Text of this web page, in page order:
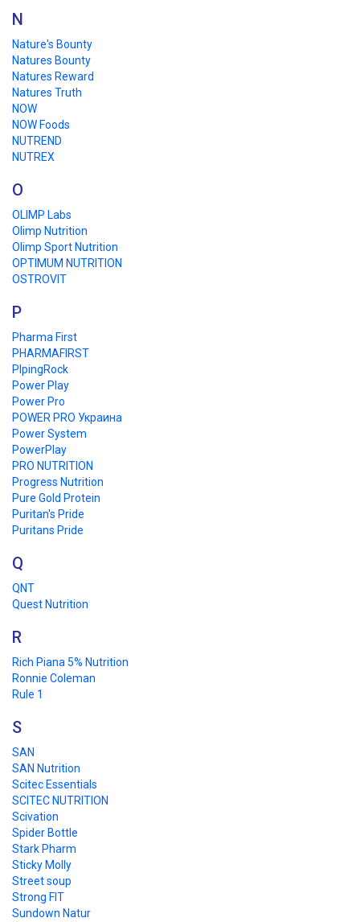
N
Nature's Bounty
Natures Bounty
Natures Reward
Natures Truth
NOW
NOW Foods
NUTREND
NUTREX
O
OLIMP Labs
Olimp Nutrition
Olimp Sport Nutrition
OPTIMUM NUTRITION
OSTROVIT
P
Pharma First
PHARMAFIRST
PIpingRock
Power Play
Power Pro
POWER PRO Украина
Power System
PowerPlay
PRO NUTRITION
Progress Nutrition
Pure Gold Protein
Puritan's Pride
Puritans Pride
Q
QNT
Quest Nutrition
R
Rich Piana 5% Nutrition
Ronnie Coleman
Rule 1
S
SAN
SAN Nutrition
Scitec Essentials
SCITEC NUTRITION
Scivation
Spider Bottle
Stark Pharm
Sticky Molly
Street soup
Strong FIT
Sundown Natur